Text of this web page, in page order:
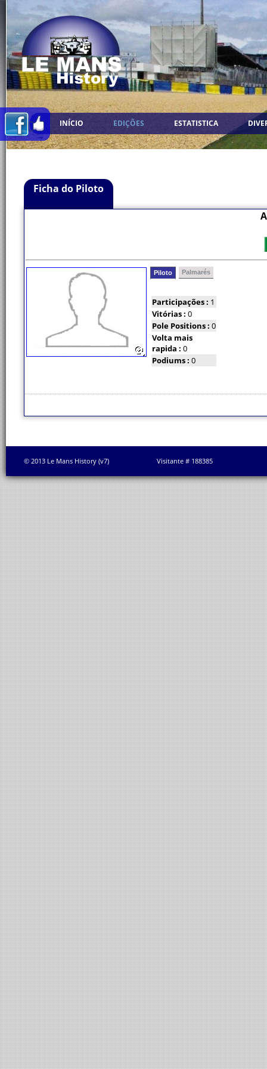
INÍCIO EDIÇÕES ESTATISTICA
Ficha do Piloto
Piloto Palmarés
Participações : 1
Vitórias : 0
Pole Positions : 0
Volta mais
rapida : 0
Podiums : 0
© 2013 Le Mans History (v7) Visitante # 188385